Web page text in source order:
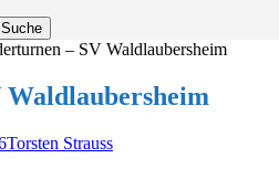
– SV Waldlaubersheim
Autor
Torsten Strauss